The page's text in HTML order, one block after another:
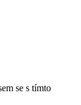
se s tímto